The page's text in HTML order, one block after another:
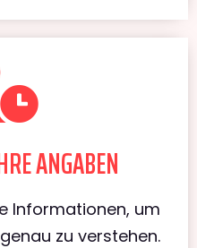
ANGABEN
Informationen, um
zu verstehen.